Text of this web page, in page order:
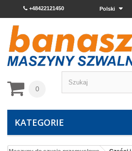
Polski
+48422121450
0
KATEGORIE